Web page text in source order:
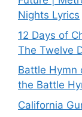
Nights Lyrics
12 Days of
The Twelve
Battle Hymn
the Battle
California